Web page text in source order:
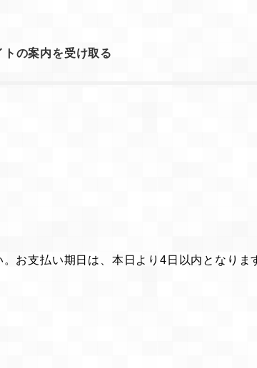
の案内を受け取る
お支払い期日は、本日より4日以内となりま